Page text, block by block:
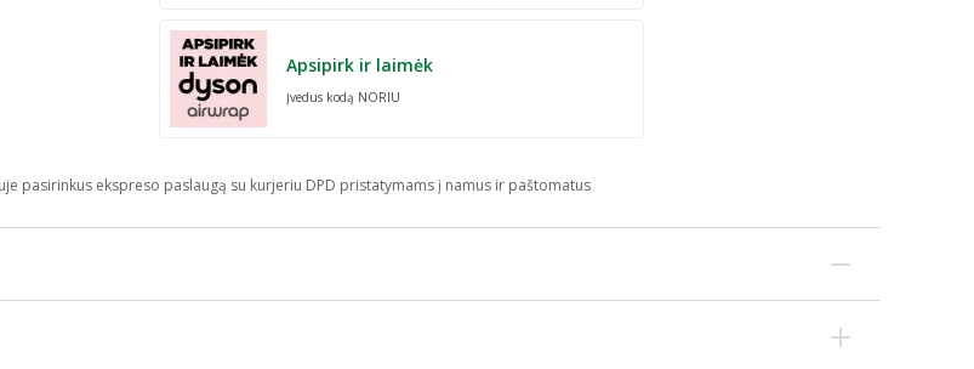
Apsipirk ir laimėk
Įvedus kodą NORIU
pasirinkus ekspreso paslaugą su kurjeriu DPD pristatymams į namus ir paštomatus